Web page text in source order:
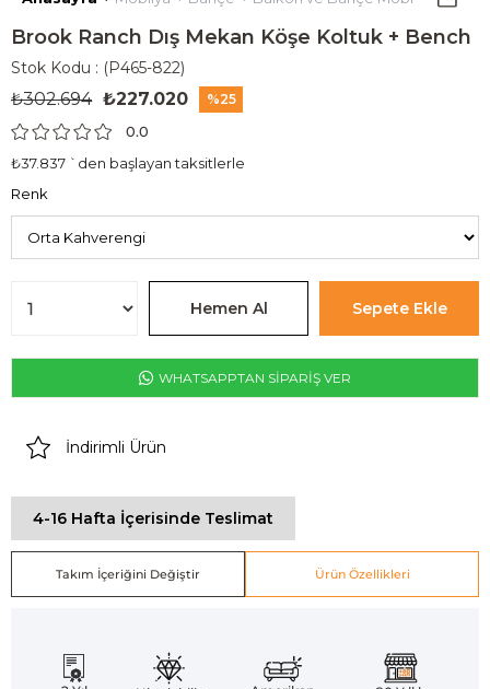
Brook Ranch Dış Mekan Köşe Koltuk + Bench
Stok Kodu (P465-822)
₺302.694 ₺227.020 25
0.0
₺37.837 `den başlayan taksitlerle
Renk
WHATSAPPTAN SİPARİŞ VER
İndirimli Ürün
4-16 Hafta İçerisinde Teslimat
Takım İçeriğini Değiştir Ürün Özellikleri